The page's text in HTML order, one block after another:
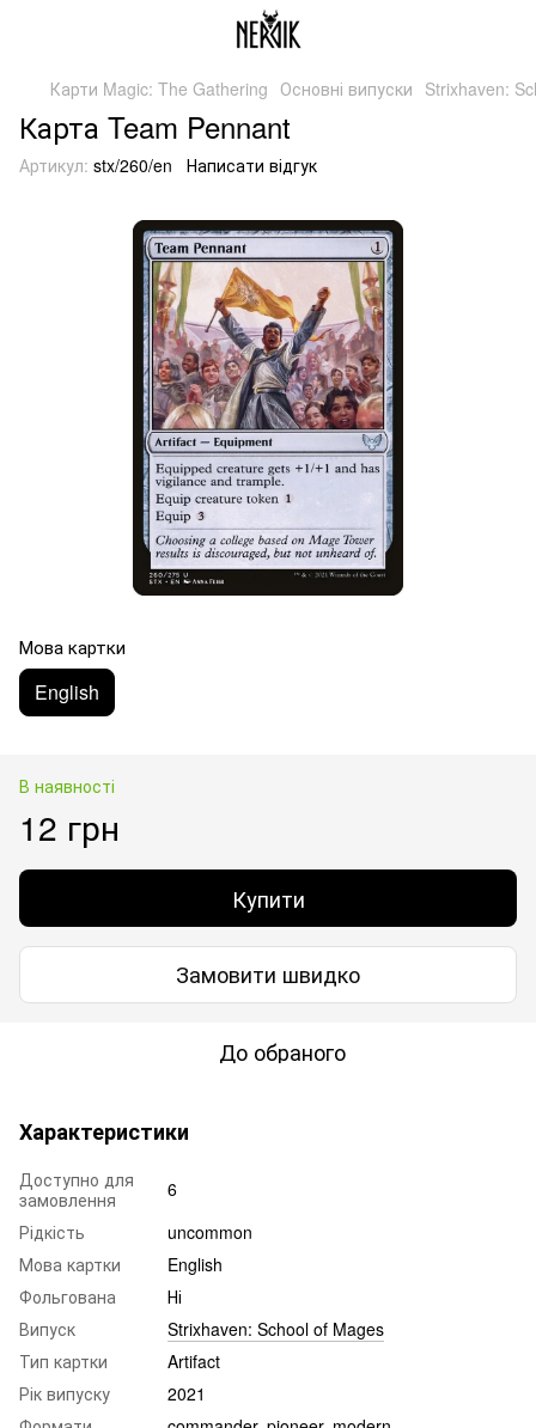
Карти Magic: The Gathering Основні випуски Strixhaven:
Карта Team Pennant
Артикул: stx/260/en Написати відгук
Мова картки
English
В наявності
12 грн
Купити
Замовити швидко
До обраного
Характеристики
Доступно для
замовлення
6
Рідкість
uncommon
Мова картки
English
Фольгована
Ні
Випуск
Strixhaven: School of Mages
Тип картки
Artifact
Рік випуску
2021